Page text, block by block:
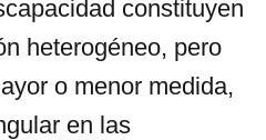
constituyen
heterogéneo, pero
o menor medida,
en las